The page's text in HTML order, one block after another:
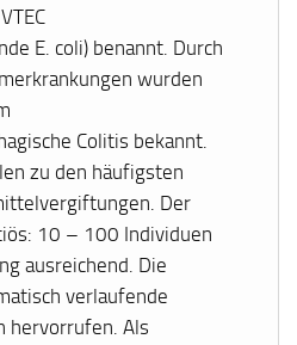
E. coli) benannt. Durch
wurden
Colitis bekannt.
zu den häufigsten
Der
10 – 100 Individuen
ausreichend. Die
verlaufende
hervorrufen. Als